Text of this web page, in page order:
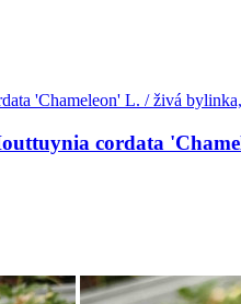
cordata